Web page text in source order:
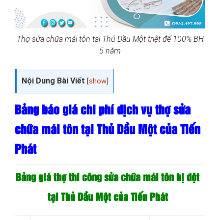
Thợ sửa chữa mái tôn tại Thủ Dầu Một triệt để 100% BH
5 năm
Nội Dung Bài Viết [show
Bảng báo giá chi phí dịch vụ thợ sửa
chữa mái tôn tại Thủ Dầu Một của Tiến
Phát
Bảng giá thợ thi công sửa chữa mái tôn bị dột
tại Thủ Dầu Một của Tiến Phát